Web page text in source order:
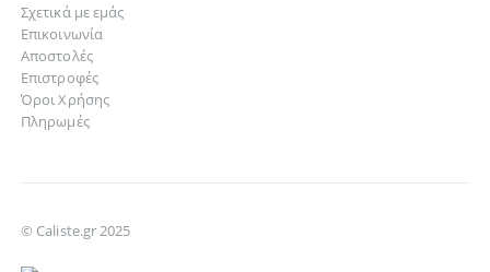
Σχετικά με εμάς
Επικοινωνία
Αποστολές
Επιστροφές
Όροι Χρήσης
Πληρωμές
© Caliste.gr 2025